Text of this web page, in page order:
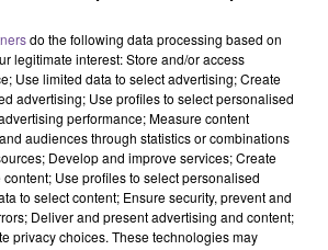
août 2026
Vienne : une aide pour les Jeunes
do the following data processing based on
legitimate interest: Store and/or access
Use limited data to select advertising; Create
advertising; Use profiles to select personalised
performance; Measure content
audiences through statistics or combinations
Develop and improve services; Create
Use profiles to select personalised
to select content; Ensure security, prevent and
Deliver and present advertising and content;
privacy choices. These technologies may